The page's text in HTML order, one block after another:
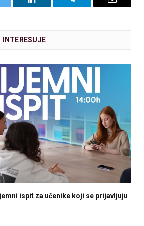
LinkedIn Telegram Email
INTERESUJE
ispit za učenike koji se prijavljuju